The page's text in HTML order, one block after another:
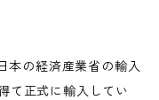
の経済産業省の輸入
て正式に輸入してい